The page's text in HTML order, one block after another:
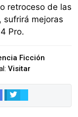
retroceso de las
sufrirá mejoras
Pro.
Ficción
Visitar